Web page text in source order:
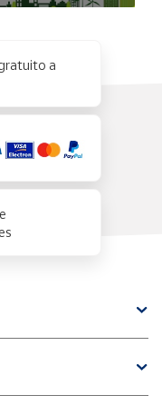
a